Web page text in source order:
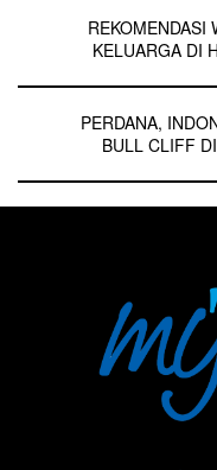
REKOMENDASI
KELUARGA DI
PERDANA,
BULL CLIFF